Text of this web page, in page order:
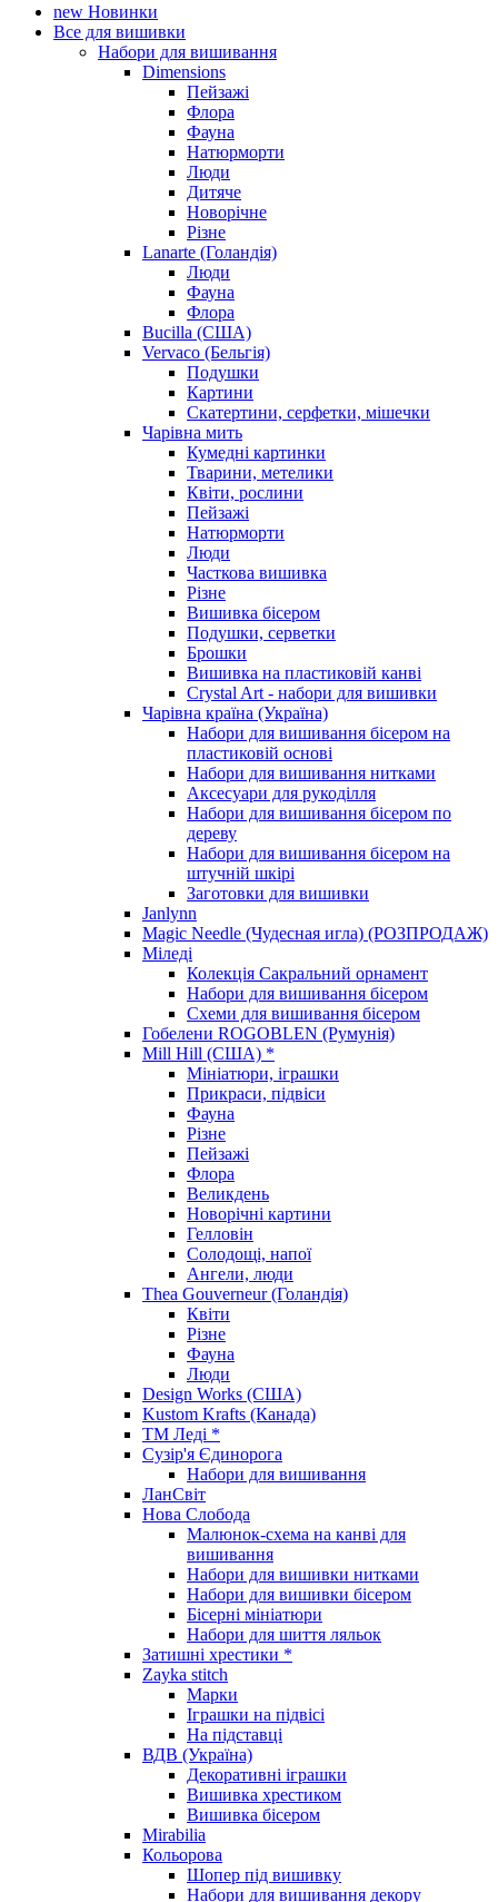
new Новинки
Все для вишивки
Набори для вишивання
Dimensions
Пейзажі
Флора
Фауна
Натюрморти
Люди
Дитяче
Новорічне
Різне
Lanarte (Голандія)
Люди
Фауна
Флора
Bucilla (США)
Vervaco (Бельгія)
Подушки
Картини
Скатертини, серфетки, мішечки
Чарiвна мить
Кумедні картинки
Тварини, метелики
Квіти, рослини
Пейзажі
Натюрморти
Люди
Часткова вишивка
Різне
Вишивка бісером
Подушки, серветки
Брошки
Вишивка на пластиковій канві
Crystal Art - набори для вишивки
Чарівна країна (Україна)
Набори для вишивання бісером на
пластиковій основі
Набори для вишивання нитками
Аксесуари для рукоділля
Набори для вишивання бісером по
дереву
Набори для вишивання бісером на
штучній шкірі
Заготовки для вишивки
Janlynn
Magic Needle (Чудесная игла) (РОЗПРОДАЖ)
Міледі
Колекція Сакральний орнамент
Набори для вишивання бісером
Схеми для вишивання бісером
Гобелени ROGOBLEN (Румунія)
Mill Hill (США) *
Мініатюри, іграшки
Прикраси, підвіси
Фауна
Різне
Пейзажі
Флора
Великдень
Новорічні картини
Гелловін
Солодощі, напої
Ангели, люди
Thea Gouverneur (Голандія)
Квіти
Різне
Фауна
Люди
Design Works (США)
Kustom Krafts (Канада)
ТМ Леді *
Сузір'я Єдинорога
Набори для вишивання
ЛанСвіт
Нова Слобода
Малюнок-схема на канві для
вишивання
Набори для вишивки нитками
Набори для вишивки бісером
Бісерні мініатюри
Набори для шиття ляльок
Затишні хрестики *
Zayka stitch
Марки
Іграшки на підвісі
На підставці
ВДВ (Україна)
Декоративні іграшки
Вишивка хрестиком
Вишивка бісером
Mirabilia
Кольорова
Шопер під вишивку
Набори для вишивання декору